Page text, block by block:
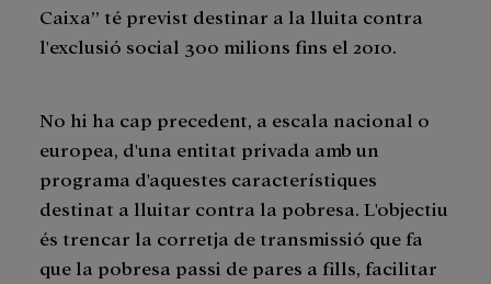
Caixa” té previst destinar a la lluita contra
l'exclusió social 300 milions fins el 2010.
No hi ha cap precedent, a escala nacional o
europea, d'una entitat privada amb un
programa d'aquestes característiques
destinat a lluitar contra la pobresa. L'objectiu
és trencar la corretja de transmissió que fa
que la pobresa passi de pares a fills, facilitar